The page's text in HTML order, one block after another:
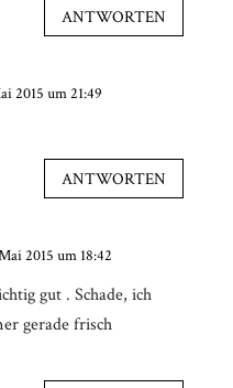
ANTWORTEN
2015 um 21:49
ANTWORTEN
2015 um 18:42
gut . Schade, ich
gerade frisch